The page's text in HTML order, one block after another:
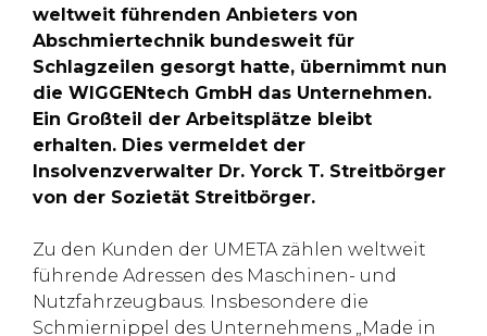
weltweit führenden Anbieters von
Abschmiertechnik bundesweit für
Schlagzeilen gesorgt hatte, übernimmt nun
die WIGGENtech GmbH das Unternehmen.
Ein Großteil der Arbeitsplätze bleibt
erhalten. Dies vermeldet der
Insolvenzverwalter Dr. Yorck T. Streitbörger
von der Sozietät Streitbörger.
Zu den Kunden der UMETA zählen weltweit
führende Adressen des Maschinen- und
Nutzfahrzeugbaus. Insbesondere die
Schmiernippel des Unternehmens „Made in